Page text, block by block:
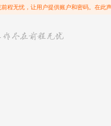
程无忧，让用户提供账户和密码。在此